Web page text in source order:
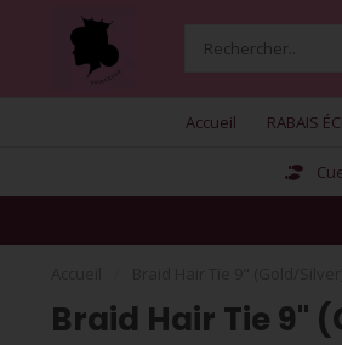
Accueil RABAIS
Braid Hair Tie 9"